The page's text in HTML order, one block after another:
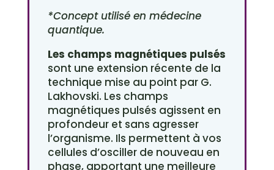
*Concept utilisé en médecine
quantique.
Les champs magnétiques pulsés
sont une extension récente de la
technique mise au point par G.
Lakhovski. Les champs
magnétiques pulsés agissent en
profondeur et sans agresser
l’organisme. Ils permettent à vos
cellules d’osciller de nouveau en
phase, apportant une meilleure